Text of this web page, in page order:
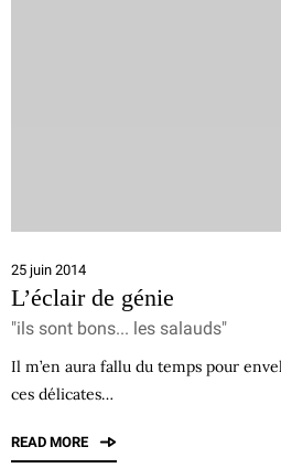
25 juin 2014
L’éclair de génie
"ils sont bons... les salauds"
Il m’en aura fallu du temps pour
ces délicates…
READ MORE